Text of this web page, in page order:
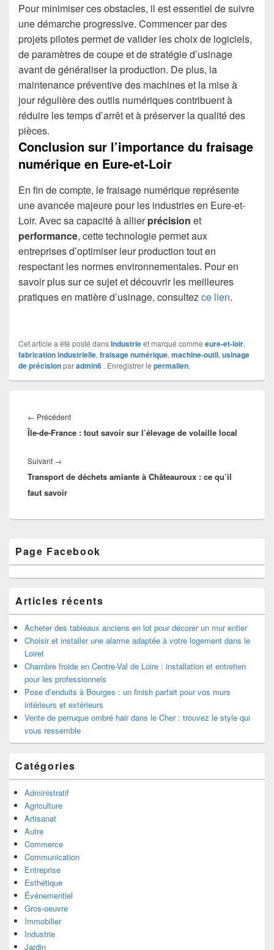
Pour minimiser ces obstacles, il est essentiel de suivre
une démarche progressive. Commencer par des
projets pilotes permet de valider les choix de logiciels,
de paramètres de coupe et de stratégie d’usinage
avant de généraliser la production. De plus, la
maintenance préventive des machines et la mise à
jour régulière des outils numériques contribuent à
réduire les temps d’arrêt et à préserver la qualité des
pièces.
Conclusion sur l’importance du fraisage
numérique en Eure-et-Loir
En fin de compte, le fraisage numérique représente
une avancée majeure pour les industries en Eure-et-
Loir. Avec sa capacité à allierprécision et
performance, cette technologie permet aux
entreprises d’optimiser leur production tout en
respectant les normes environnementales. Pour en
savoir plus sur ce sujet et découvrir les meilleures
pratiques en matière d’usinage, consultezce lien.
Cet article a été posté dansIndustrieet marqué comme eure-et-loir,
fabrication industrielle, fraisage numérique, machine-outil, usinage
de précisionparadmin6 . Enregistrer le permalien.
de
l’article
← PrécédentArticle
précédent :
Île-de-France : tout savoir sur l’élevage de volaille local
Suivant →
suivant :
Transport de déchets amiante à Châteauroux : ce qu’il
faut savoir
principale
de
widget
Page Facebook
Articles récents
Acheter des tableaux anciens en lot pour décorer un mur entier
Choisir et installer une alarme adaptée à votre logement dans le
Loiret
Chambre froide en Centre-Val de Loire : installation et entretien
pour les professionnels
Pose d’enduits à Bourges : un finish parfait pour vos murs
intérieurs et extérieurs
Vente de perruque ombré hair dans le Cher : trouvez le style qui
vous ressemble
Catégories
Administratif
Agriculture
Artisanat
Autre
Commerce
Communication
Entreprise
Esthétique
Événementiel
Gros-oeuvre
Immobilier
Industrie
Jardin